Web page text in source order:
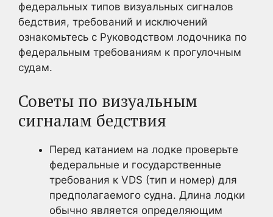
федеральных типов визуальных сигналов
бедствия, требований и исключений
ознакомьтесь с Руководством лодочника по
федеральным требованиям к прогулочным
судам.
Советы по визуальным
сигналам бедствия
Перед катанием на лодке проверьте
федеральные и государственные
требования к VDS (тип и номер) для
предполагаемого судна. Длина лодки
обычно является определяющим